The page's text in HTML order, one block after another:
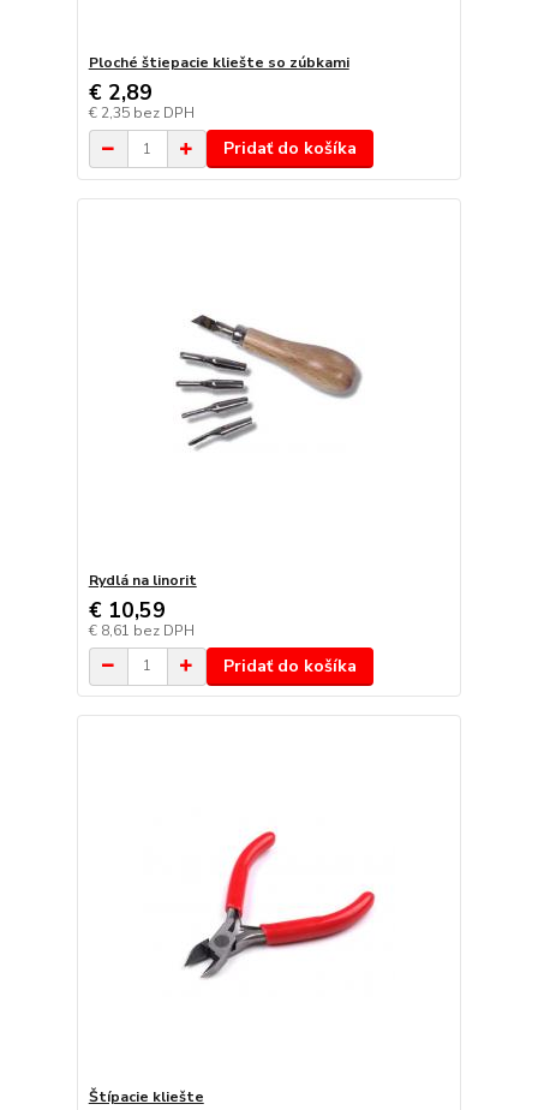
Ploché štiepacie kliešte so zúbkami
€ 2,89
€ 2,35 bez DPH
Pridať do košíka
Rydlá na linorit
€ 10,59
€ 8,61 bez DPH
Pridať do košíka
Štípacie kliešte